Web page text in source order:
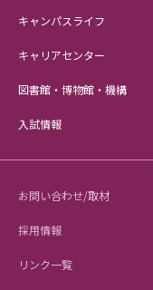
キャンパスライフ
キャリアセンター
図書館・博物館・機構
入試情報
お問い合わせ/取材
採用情報
リンク一覧